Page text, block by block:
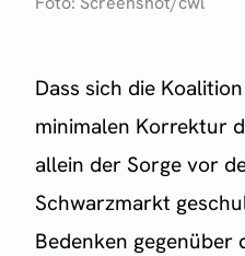
Dass sich die
minimalen Korrektur
allein der Sorge vor
Schwarzmarkt
Bedenken gegenüber